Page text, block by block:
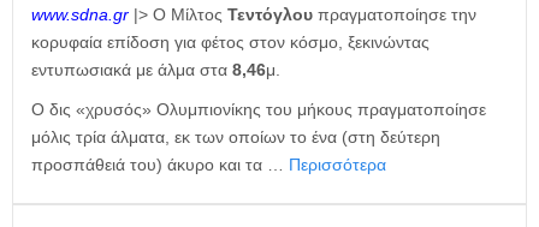
www.sdna.gr |> Ο Μίλτος Τεντόγλου πραγματοποίησε την
κορυφαία επίδοση για φέτος στον κόσμο, ξεκινώντας
εντυπωσιακά με άλμα στα 8,46μ.
Ο δις «χρυσός» Ολυμπιονίκης του μήκους πραγματοποίησε
μόλις τρία άλματα, εκ των οποίων το ένα (στη δεύτερη
προσπάθειά του) άκυρο και τα … Περισσότερα